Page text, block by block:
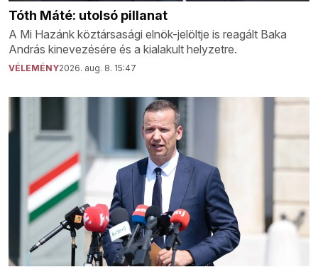
Tóth Máté: utolsó pillanat
A Mi Hazánk köztársasági elnök-jelöltje is reagált Baka
András kinevezésére és a kialakult helyzetre.
VÉLEMÉNY2026. aug. 8. 15:47